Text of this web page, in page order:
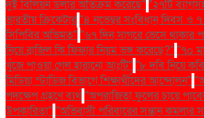
দুই বিলিয়ন ডলার অতিক্রম করেছে" "২৭টি
ভারতীয় ক্রিকেটার"৪ নভেম্বর সংবিধান দিবস ও ৭
সিপিবির অভিমত" "৬৭ দিন সাগরে ভেসে থাকার
নিয়ে ব্রাজিল কি ফিফার নিয়ম ভঙ্গ করেছে?" "৭০
খুঁজে পাওয়া গেল হারানো আংটি" "৮ দবি নিয়ে
মিডিয়া স্টাডিজ বিভাগে শিক্ষার্থীদের আন্দোলন"
পদক্ষেপ গ্রহণে ব্যর্থ"অপরাজিতা ফুলের চায়ে
উপকারিতা" "অভিবাসী পরিবারের সন্তান কমলার